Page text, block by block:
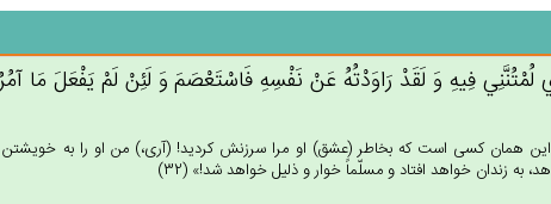
لُمْتُنَّنِي‌ فِيه‌ِ وَ لَقَدْ رَاوَدْتُه‌ُ عَنْ‌ نَفْسِه‌ِ فَاسْتَعْصَم‌َ وَ لَئِنْ‌ لَم‌ْ يَفْعَل‌َ مَا
همان كسى است كه بخاطر (عشق) او مرا سرزنش كرديد! (آرى،) من او را به خويشتن
به زندان خواهد افتاد و مسلّماً خوار و ذليل خواهد شد!» (32)